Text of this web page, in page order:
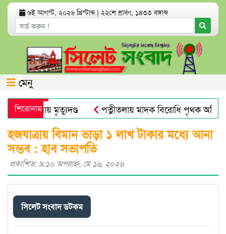
৬ই আগস্ট, ২০২৬ খ্রিস্টাব্দ | ২২শে শ্রাবণ, ১৪৩৩ বঙ্গাব্দ
মেনু
শিরোনাম
হত্যা মামলায় মৃত্যুদণ্ড
পত্নীতলায় মাদক বিরোধি পৃথক
মুজিব পরদেশী কারাগারে
ঢাকা আলিয়া মাদ্রাসায়
হজযাত্রায় বিমান ভাড়া ১ লাখ টাকার মধ্যে আনা
সম্ভব : হাব সভাপতি
প্রকাশিত: ৯:১০ অপরাহ্ণ, মে ১৬, ২০২৬
সিলেট সংবাদ ডটকম